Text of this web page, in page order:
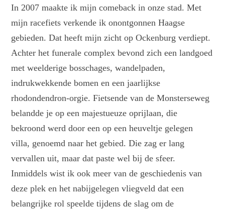
In 2007 maakte ik mijn comeback in onze stad. Met
mijn racefiets verkende ik onontgonnen Haagse
gebieden. Dat heeft mijn zicht op Ockenburg verdiept.
Achter het funerale complex bevond zich een landgoed
met weelderige bosschages, wandelpaden,
indrukwekkende bomen en een jaarlijkse
rhodondendron-orgie. Fietsende van de Monsterseweg
belandde je op een majestueuze oprijlaan, die
bekroond werd door een op een heuveltje gelegen
villa, genoemd naar het gebied. Die zag er lang
vervallen uit, maar dat paste wel bij de sfeer.
Inmiddels wist ik ook meer van de geschiedenis van
deze plek en het nabijgelegen vliegveld dat een
belangrijke rol speelde tijdens de slag om de